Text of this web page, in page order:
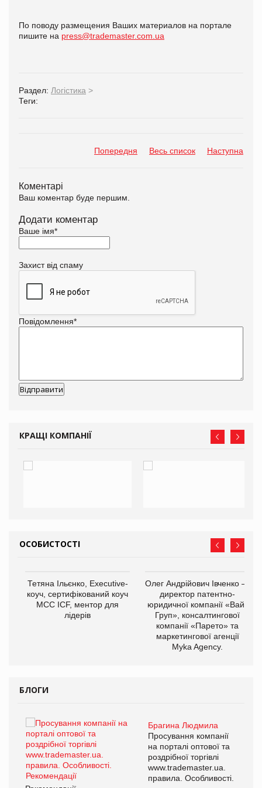
По поводу размещения Ваших материалов на портале
пишите на press@trademaster.com.ua
Раздел: Логістика >
Теги:
Попередня Весь список Наступна
Коментарі
Ваш коментар буде першим.
Додати коментар
Ваше імя*
Захист від спаму
Повідомлення*
КРАЩІ КОМПАНІЇ
ОСОБИСТОСТІ
Тетяна Ільєнко, Executive-
коуч, сертифікований коуч
МСС ICF, ментор для
лідерів
Олег Андрійович Івченко —
директор патентно-
юридичної компанії «Вайз
Груп», консалтингової
компанії «Парето» та
маркетингової агенції
Myka Agency.
БЛОГИ
Брагина Людмила
Просування компанії
на порталі оптової та
роздрібної торгівлі
www.trademaster.ua.
правила. Особливості.